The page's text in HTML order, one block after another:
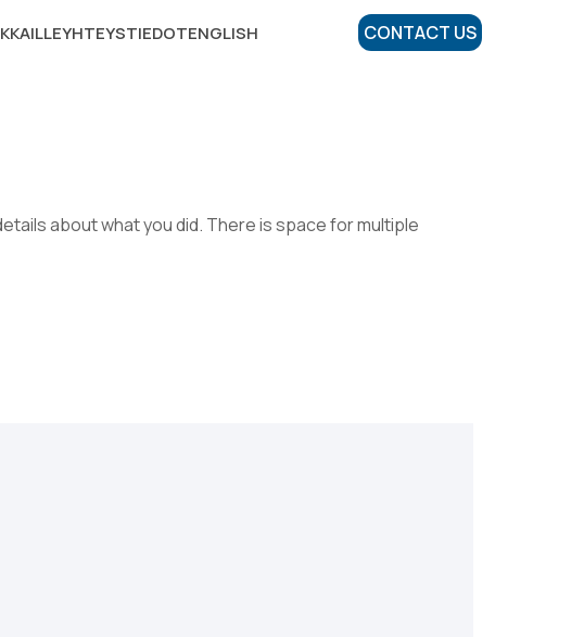
YHTEYSTIEDOTENGLISH CONTACT US
about what you did. There is space for multiple